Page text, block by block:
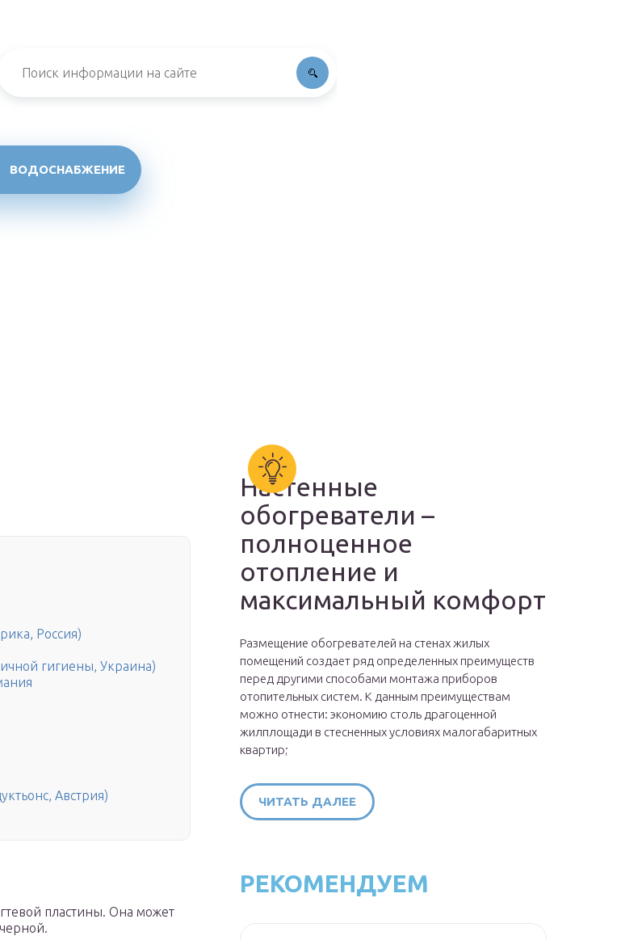
ВОДОСНАБЖЕНИЕ
Россия)
гигиены, Украина)
Австрия)
пластины. Она может
Настенные
обогреватели –
полноценное
отопление и
максимальный комфорт
Размещение обогревателей на стенах жилых
помещений создает ряд определенных преимуществ
перед другими способами монтажа приборов
отопительных систем. К данным преимуществам
можно отнести: экономию столь драгоценной
жилплощади в стесненных условиях малогабаритных
квартир;
ЧИТАТЬ ДАЛЕЕ
РЕКОМЕНДУЕМ